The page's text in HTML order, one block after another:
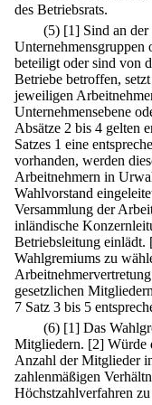
des Betriebsrats.
(5) [1] Sind an der
Unternehmensgruppen
beteiligt oder sind von
Betriebe betroffen,
jeweiligen
Unternehmensebene
Absätze 2 bis 4 gelten
Satzes 1 eine
vorhanden, werden
Arbeitnehmern in
Wahlvorstand
Versammlung der
inländische
Betriebsleitung einlädt.
Wahlgremiums zu
gesetzlichen
7 Satz 3 bis 5
(6) [1] Das
Mitgliedern. [2] Würde
Anzahl der Mitglieder
zahlenmäßigen
Höchstzahlverfahren